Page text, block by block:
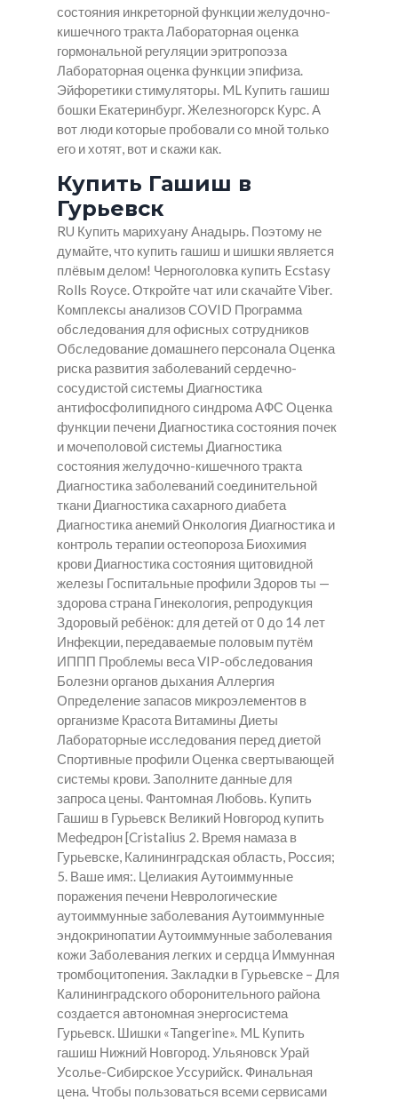
состояния инкреторной функции желудочно-
кишечного тракта Лабораторная оценка
гормональной регуляции эритропоэза
Лабораторная оценка функции эпифиза.
Эйфоретики стимуляторы. ML Купить гашиш
бошки Екатеринбург. Железногорск Курс. А
вот люди которые пробовали со мной только
его и хотят, вот и скажи как.
Купить Гашиш в
Гурьевск
RU Купить марихуану Анадырь. Поэтому не
думайте, что купить гашиш и шишки является
плёвым делом! Черноголовка купить Ecstasy
Rolls Royce. Откройте чат или скачайте Viber.
Комплексы анализов COVID Программа
обследования для офисных сотрудников
Обследование домашнего персонала Оценка
риска развития заболеваний сердечно-
сосудистой системы Диагностика
антифосфолипидного синдрома АФС Оценка
функции печени Диагностика состояния почек
и мочеполовой системы Диагностика
состояния желудочно-кишечного тракта
Диагностика заболеваний соединительной
ткани Диагностика сахарного диабета
Диагностика анемий Онкология Диагностика и
контроль терапии остеопороза Биохимия
крови Диагностика состояния щитовидной
железы Госпитальные профили Здоров ты —
здорова страна Гинекология, репродукция
Здоровый ребёнок: для детей от 0 до 14 лет
Инфекции, передаваемые половым путём
ИППП Проблемы веса VIP-обследования
Болезни органов дыхания Аллергия
Определение запасов микроэлементов в
организме Красота Витамины Диеты
Лабораторные исследования перед диетой
Спортивные профили Оценка свертывающей
системы крови. Заполните данные для
запроса цены. Фантомная Любовь. Купить
Гашиш в Гурьевск Великий Новгород купить
Мефедрон [Cristalius 2. Время намаза в
Гурьевске, Калининградская область, Россия;
5. Ваше имя:. Целиакия Аутоиммунные
поражения печени Неврологические
аутоиммунные заболевания Аутоиммунные
эндокринопатии Аутоиммунные заболевания
кожи Заболевания легких и сердца Иммунная
тромбоцитопения. Закладки в Гурьевске – Для
Калининградского оборонительного района
создается автономная энергосистема
Гурьевск. Шишки «Tangerine». ML Купить
гашиш Нижний Новгород. Ульяновск Урай
Усолье-Сибирское Уссурийск. Финальная
цена. Чтобы пользоваться всеми сервисами